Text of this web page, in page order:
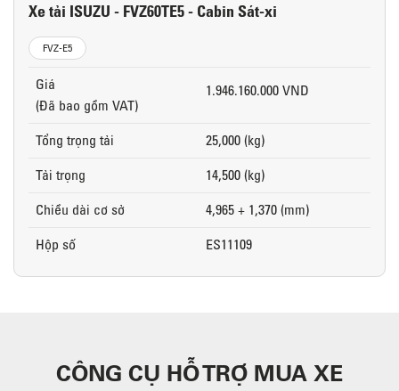
Xe tải ISUZU - FVZ60TE5 - Cabin Sát-xi
FVZ-E5
Giá
(Đã bao gồm VAT)
1.946.160.000 VND
Tổng trọng tải
25,000 (kg)
Tải trọng
14,500 (kg)
Chiều dài cơ sở
4,965 + 1,370 (mm)
Hộp số
ES11109
CÔNG CỤ HỖ TRỢ MUA XE